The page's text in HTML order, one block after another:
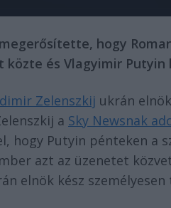
hogy
és Vlagyimir Putyin
Zelenszkij ukrán
a Sky Newsnak
hogy Putyin pénteken a
azt az üzenetet
elnök kész személyesen